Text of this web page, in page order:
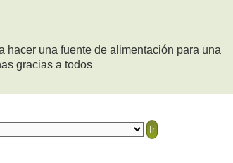
hacer una fuente de alimentación para una
gracias a todos